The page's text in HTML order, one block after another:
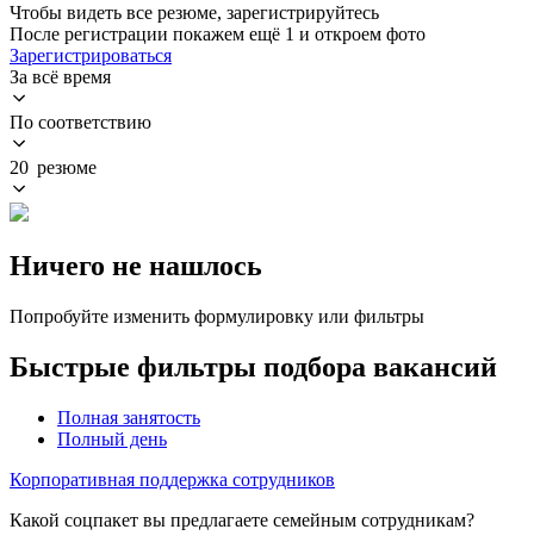
Чтобы видеть все резюме, зарегистрируйтесь
После регистрации покажем ещё 1 и откроем фото
Зарегистрироваться
За всё время
По соответствию
20 резюме
Ничего не нашлось
Попробуйте изменить формулировку или фильтры
Быстрые фильтры подбора вакансий
Полная занятость
Полный день
Корпоративная поддержка сотрудников
Какой соцпакет вы предлагаете семейным сотрудникам?